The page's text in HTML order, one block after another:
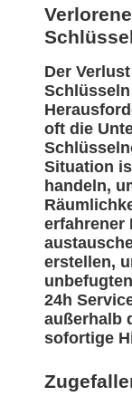
Der
oft die
Situation
handeln,
erfahrener
erstellen,
24h
außerhalb
sofortige